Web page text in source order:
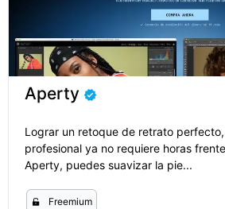
Aperty
Lograr un retoque de retrato
profesional ya no requiere horas
Aperty, puedes suavizar la pie...
Freemium